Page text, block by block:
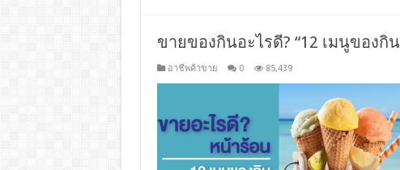
ขายของกินอะไรดี? “12 เมนูของ
อาชีพค้าขาย 0 85,439